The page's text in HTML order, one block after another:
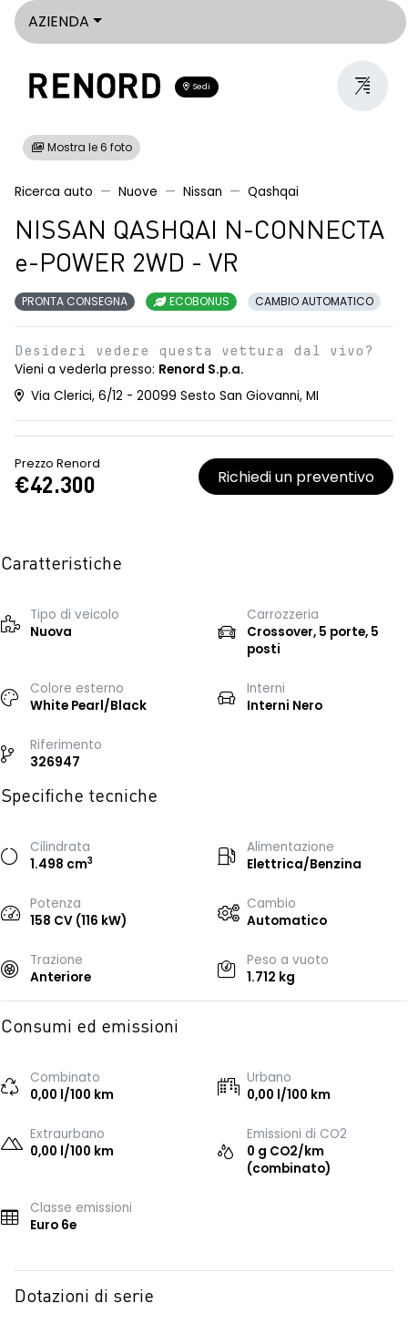
AZIENDA
Sedi
Mostra le 6 foto
Ricerca auto Nuove Nissan Qashqai
NISSAN QASHQAI N-CONNECTA
e-POWER 2WD - VR
PRONTA CONSEGNA ECOBONUS CAMBIO AUTOMATICO
Desideri vedere questa vettura dal vivo?
Vieni a vederla presso: Renord S.p.a.
Via Clerici, 6/12 - 20099 Sesto San Giovanni, MI
Prezzo Renord
€42.300 Richiedi un preventivo
Caratteristiche
Tipo di veicolo
Nuova
Carrozzeria
Crossover, 5 porte, 5
posti
Colore esterno
White Pearl/Black
Interni
Interni Nero
Riferimento
326947
Specifiche tecniche
Cilindrata
1.498 cm3
Alimentazione
Elettrica/Benzina
Potenza
158 CV (116 kW)
Cambio
Automatico
Trazione
Anteriore
Peso a vuoto
1.712 kg
Consumi ed emissioni
Combinato
0,00 l/100 km
Urbano
0,00 l/100 km
Extraurbano
0,00 l/100 km
Emissioni di CO2
0 g CO2/km
(combinato)
Classe emissioni
Euro 6e
Dotazioni di serie